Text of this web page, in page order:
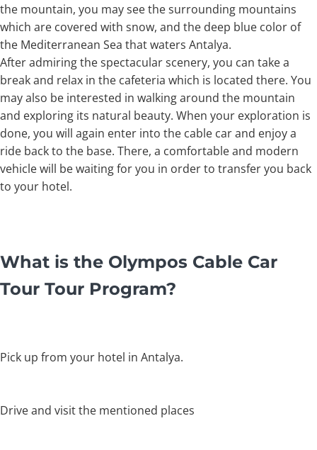
the mountain, you may see the surrounding mountains
which are covered with snow, and the deep blue color of
the Mediterranean Sea that waters Antalya.
After admiring the spectacular scenery, you can take a
break and relax in the cafeteria which is located there. You
may also be interested in walking around the mountain
and exploring its natural beauty. When your exploration is
done, you will again enter into the cable car and enjoy a
ride back to the base. There, a comfortable and modern
vehicle will be waiting for you in order to transfer you back
to your hotel.
What is the Olympos Cable Car
Tour Tour Program?
Pick up from your hotel in Antalya.
Drive and visit the mentioned places